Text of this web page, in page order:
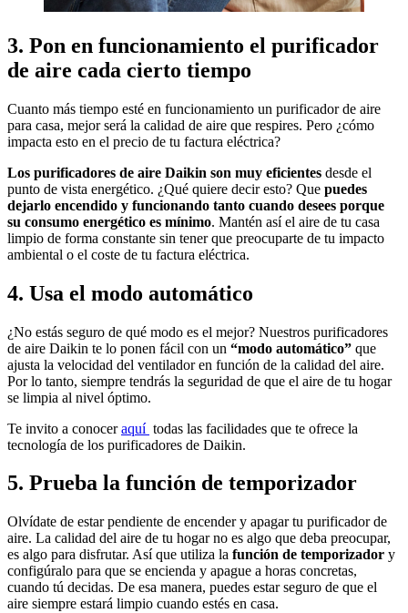
3. Pon en funcionamiento el purificador
de aire cada cierto tiempo
Cuanto más tiempo esté en funcionamiento un purificador de aire
para casa, mejor será la calidad de aire que respires. Pero ¿cómo
impacta esto en el precio de tu factura eléctrica?
Los purificadores de aire Daikin son muy eficientes desde el
punto de vista energético. ¿Qué quiere decir esto? Que puedes
dejarlo encendido y funcionando tanto cuando desees porque
su consumo energético es mínimo. Mantén así el aire de tu casa
limpio de forma constante sin tener que preocuparte de tu impacto
ambiental o el coste de tu factura eléctrica.
4. Usa el modo automático
¿No estás seguro de qué modo es el mejor? Nuestros purificadores
de aire Daikin te lo ponen fácil con un “modo automático” que
ajusta la velocidad del ventilador en función de la calidad del aire.
Por lo tanto, siempre tendrás la seguridad de que el aire de tu hogar
se limpia al nivel óptimo.
Te invito a conoceraquí todas las facilidades que te ofrece la
tecnología de los purificadores de Daikin.
5. Prueba la función de temporizador
Olvídate de estar pendiente de encender y apagar tu purificador de
aire. La calidad del aire de tu hogar no es algo que deba preocupar,
es algo para disfrutar. Así que utiliza la función de temporizador y
configúralo para que se encienda y apague a horas concretas,
cuando tú decidas. De esa manera, puedes estar seguro de que el
aire siempre estará limpio cuando estés en casa.